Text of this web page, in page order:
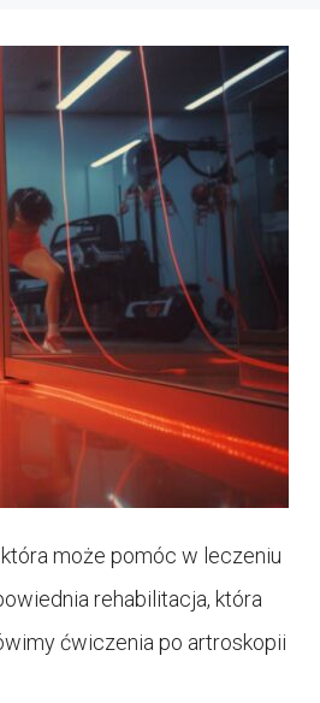
może pomóc w leczeniu
rehabilitacja, która
ćwiczenia po artroskopii